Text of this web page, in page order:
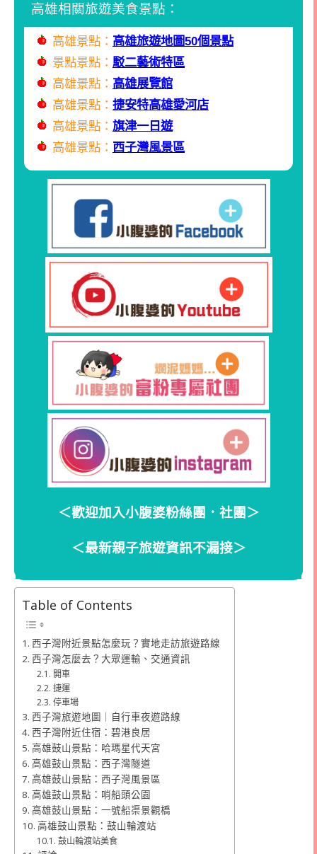
高雄相關旅遊美食景點：
高雄景點： 高雄旅遊地圖50個景點
景點景點： 駁二藝術特區
高雄景點： 高雄展覽館
高雄景點： 捷安特高雄愛河店
高雄景點： 旗津一日遊
高雄景點： 西子灣風景區
＜歡迎加入小腹婆粉絲團．社團＞
＜最新親子旅遊資訊不漏接＞
Table of Contents
西子灣附近景點怎麼玩？實地走訪旅遊路線
西子灣怎麼去？大眾運輸、交通資訊
開車
捷運
停車場
西子灣旅遊地圖｜自行車夜遊路線
西子灣附近住宿：碧港良居
高雄鼓山景點：哈瑪星代天宮
高雄鼓山景點：西子灣隧道
高雄鼓山景點：西子灣風景區
高雄鼓山景點：哨船頭公園
高雄鼓山景點：一號船渠景觀橋
高雄鼓山景點：鼓山輪渡站
鼓山輪渡站美食